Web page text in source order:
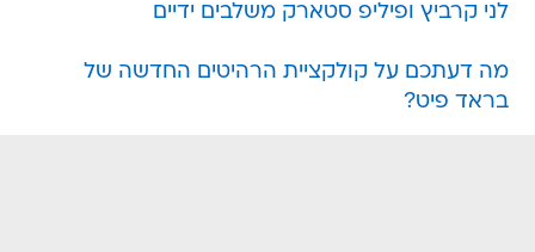
לני קרביץ ופיליפ סטארק משלבים ידיים
מה דעתכם על קולקציית הרהיטים החדשה של
בראד פיט?